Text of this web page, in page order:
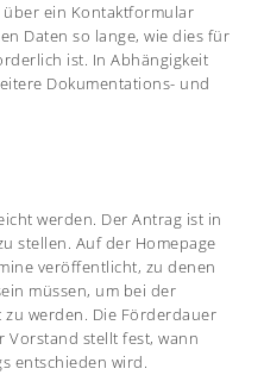
über ein Kontaktformular
Daten so lange, wie dies für
ist. In Abhängigkeit
Dokumentations- und
werden. Der Antrag ist in
stellen. Auf der Homepage
veröffentlicht, zu denen
müssen, um bei der
werden. Die Förderdauer
Vorstand stellt fest, wann
entschieden wird.